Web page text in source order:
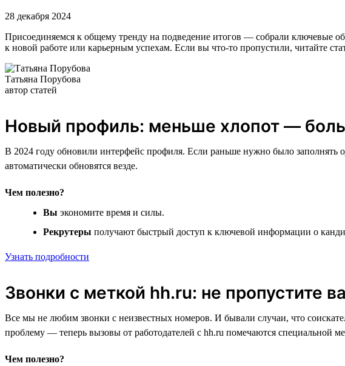
28 декабря 2024
Присоединяемся к общему тренду на подведение итогов — собрали ключевые
к новой работе или карьерным успехам. Если вы что-то пропустили, читайте
Татьяна Порубова
автор статей
Новый профиль: меньше хлопот —
В 2024 году обновили интерфейс профиля. Если раньше нужно было
автоматически обновятся везде.
Чем полезно?
Вы экономите время и силы.
Рекрутеры получают быстрый доступ к ключевой информации о
Узнать подробности
Звонки с меткой hh.ru: не пропустите
Все мы не любим звонки с неизвестных номеров. И бывали случаи, что
проблему — теперь вызовы от работодателей с hh.ru помечаются специальной
Чем полезно?